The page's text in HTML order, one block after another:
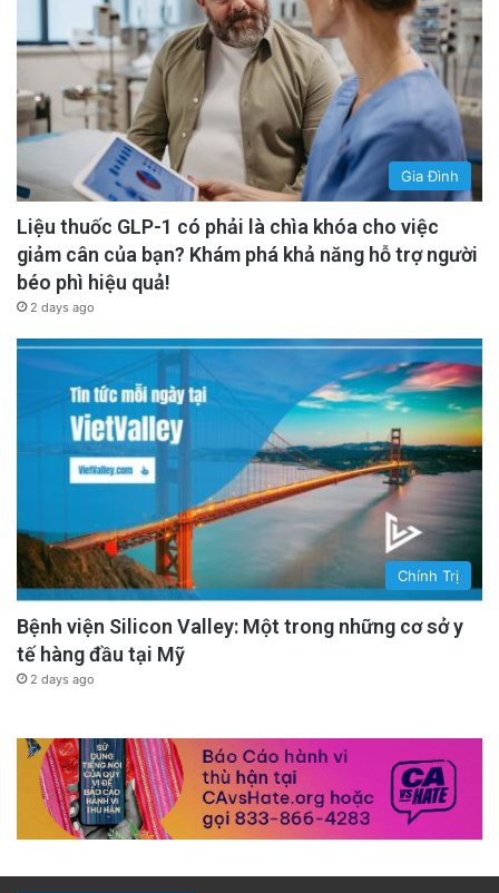
Gia Đình
Liệu thuốc GLP-1 có phải là chìa khóa cho việc
giảm cân của bạn? Khám phá khả năng hỗ trợ người
béo phì hiệu quả!
2 days ago
Chính Trị
Bệnh viện Silicon Valley: Một trong những cơ sở y
tế hàng đầu tại Mỹ
2 days ago